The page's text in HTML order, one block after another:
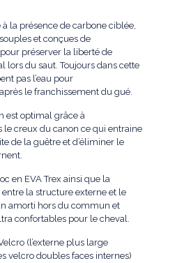
la présence de carbone ciblée,
et conçues de
préserver la liberté de
lors du saut. Toujours dans cette
pas l’eau pour
le franchissement du gué.
est optimal grâce à
le creux du canon ce qui entraine
de la guêtre et d’éliminer le
en EVA Trex ainsi que la
entre la structure externe et le
amorti hors du commun et
confortables pour le cheval.
(l’externe plus large
velcro doubles faces internes)